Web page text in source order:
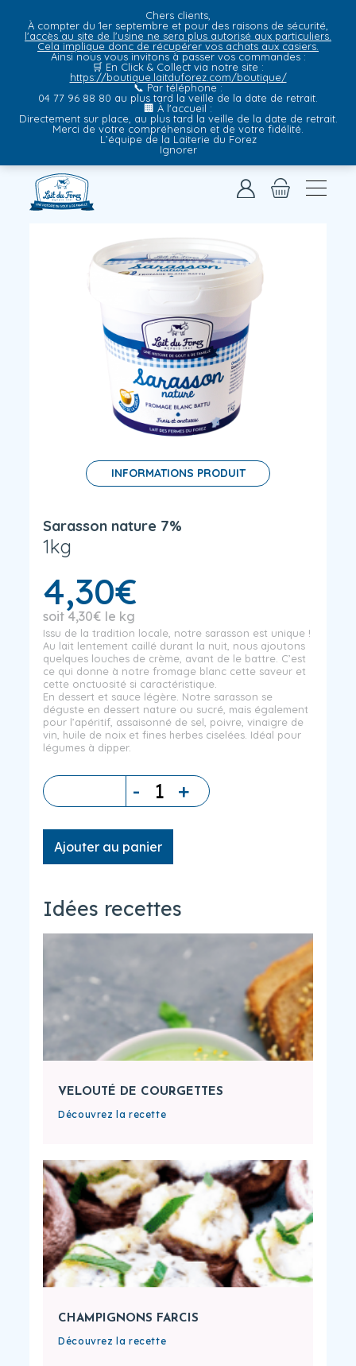
Chers clients,
À compter du 1er septembre et pour des raisons de sécurité,
l'accès au site de l'usine ne sera plus autorisé aux particuliers.
Cela implique donc de récupérer vos achats aux casiers.
Ainsi nous vous invitons à passer vos commandes :
🛒 En Click & Collect via notre site :
https://boutique.laitduforez.com/boutique/
📞 Par téléphone :
04 77 96 88 80 au plus tard la veille de la date de retrait.
🏢 À l'accueil :
Directement sur place, au plus tard la veille de la date de retrait.
Merci de votre compréhension et de votre fidélité.
L’équipe de la Laiterie du Forez
Ignorer
INFORMATIONS PRODUIT
Sarasson nature 7%
1kg
4,30€
soit4,30€ le kg
Issu de la tradition locale, notre sarasson est unique !
Au lait lentement caillé durant la nuit, nous ajoutons
quelques louches de crème, avant de le battre. C’est
ce qui donne à notre fromage blanc cette saveur et
cette onctuosité si caractéristique.
En dessert et sauce légère. Notre sarasson se
déguste en dessert nature ou sucré, mais également
pour l’apéritif, assaisonné de sel, poivre, vinaigre de
vin, huile de noix et fines herbes ciselées. Idéal pour
légumes à dipper.
- +
Ajouter au panier
Idées recettes
VELOUTÉ DE COURGETTES
Découvrez la recette
CHAMPIGNONS FARCIS
Découvrez la recette